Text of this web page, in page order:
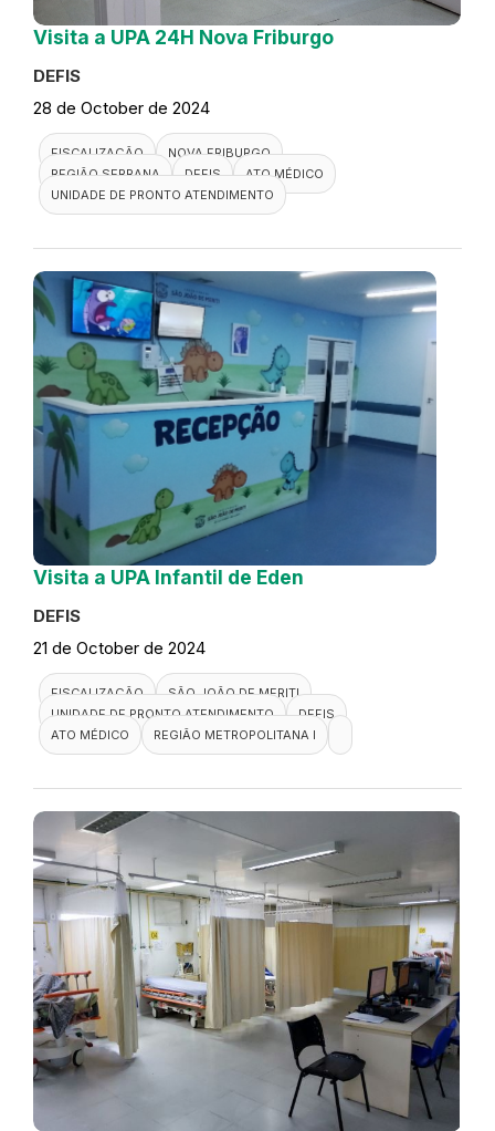
Visita a UPA 24H Nova Friburgo
DEFIS
28 de October de 2024
FISCALIZAÇÃO
NOVA FRIBURGO
REGIÃO SERRANA
DEFIS
ATO MÉDICO
UNIDADE DE PRONTO ATENDIMENTO
Visita a UPA Infantil de Eden
DEFIS
21 de October de 2024
FISCALIZAÇÃO
SÃO JOÃO DE MERITI
UNIDADE DE PRONTO ATENDIMENTO
DEFIS
ATO MÉDICO
REGIÃO METROPOLITANA I